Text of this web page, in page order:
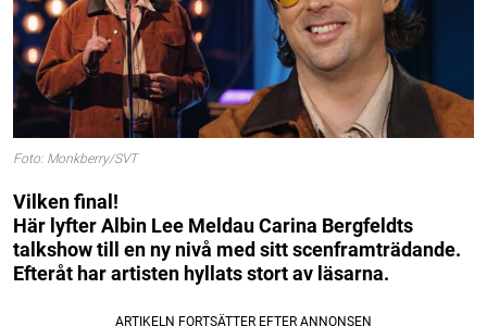
Foto: Monkberry/SVT
Vilken final!
Här lyfter Albin Lee Meldau Carina Bergfeldts
talkshow till en ny nivå med sitt scenframträdande.
Efteråt har artisten hyllats stort av läsarna.